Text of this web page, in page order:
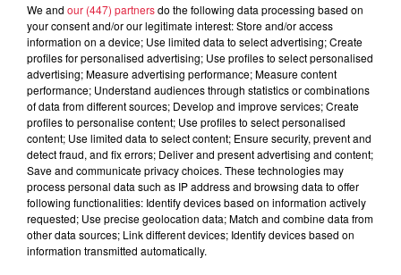
Ajouter à votre calendrier
Date
du1er juillet 2021 à 0h00
au 1er juillet 2021 à 0h00
Lieu L'ED&N - SAUSHEIM (68)
We and our (447) partnersdo the following data processing based on
your consent and/or our legitimate interest: Store and/or access
information on a device; Use limited data to select advertising; Create
profiles for personalised advertising; Use profiles to select personalised
advertising; Measure advertising performance; Measure content
performance; Understand audiences through statistics or combinations
of data from different sources; Develop and improve services; Create
profiles to personalise content; Use profiles to select personalised
content; Use limited data to select content; Ensure security, prevent and
detect fraud, and fix errors; Deliver and present advertising and content;
Save and communicate privacy choices. These technologies may
process personal data such as IP address and browsing data to offer
following functionalities: Identify devices based on information actively
requested; Use precise geolocation data; Match and combine data from
other data sources; Link different devices; Identify devices based on
information transmitted automatically.